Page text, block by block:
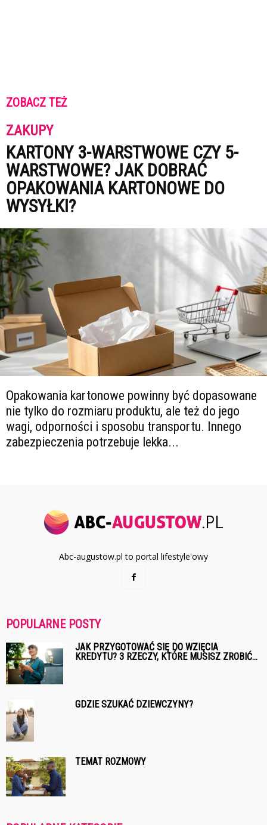
ZOBACZ TEŻ
ZAKUPY
KARTONY 3-WARSTWOWE CZY 5-
WARSTWOWE? JAK DOBRAĆ
OPAKOWANIA KARTONOWE DO
WYSYŁKI?
Opakowania kartonowe powinny być dopasowane
nie tylko do rozmiaru produktu, ale też do jego
wagi, odporności i sposobu transportu. Innego
zabezpieczenia potrzebuje lekka...
Abc-augustow.pl to portal lifestyle'owy
POPULARNE POSTY
JAK PRZYGOTOWAĆ SIĘ DO WZIĘCIA
KREDYTU? 3 RZECZY, KTÓRE MUSISZ ZROBIĆ...
GDZIE SZUKAĆ DZIEWCZYNY?
TEMAT ROZMOWY